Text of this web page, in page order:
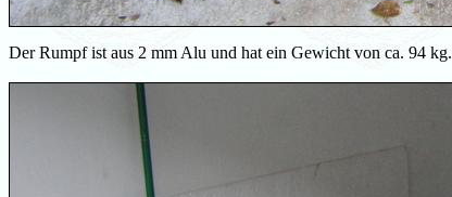
Der Rumpf ist aus 2 mm Alu und hat ein Gewicht von ca. 94 kg.